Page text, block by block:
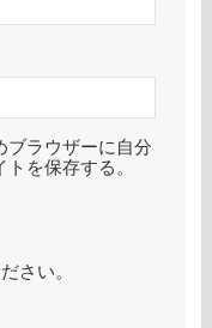
ブラウザーに自分
を保存する。
さい。